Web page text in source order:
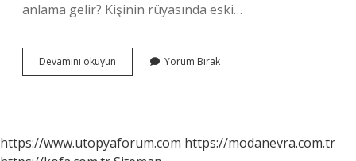
anlama gelir? Kişinin rüyasında eski…
Devamını okuyun
Eski
Konuşmak
Yorum Bırak
https://www.utopyaforum.com https://modanevra.com.tr